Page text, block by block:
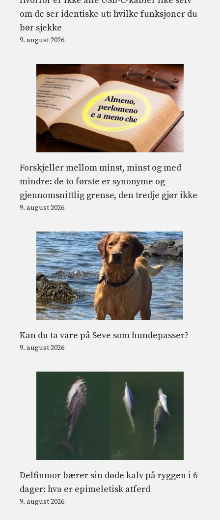
om de ser identiske ut: hvilke funksjoner du
bør sjekke
9. august 2026
Forskjeller mellom minst, minst og med
mindre: de to første er synonyme og
gjennomsnittlig grense, den tredje gjør ikke
9. august 2026
Kan du ta vare på Seve som hundepasser?
9. august 2026
Delfinmor bærer sin døde kalv på ryggen i 6
dager: hva er epimeletisk atferd
9. august 2026